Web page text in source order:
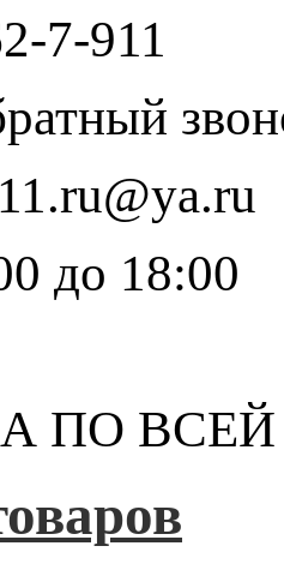
7-911
до 18:00
ПО